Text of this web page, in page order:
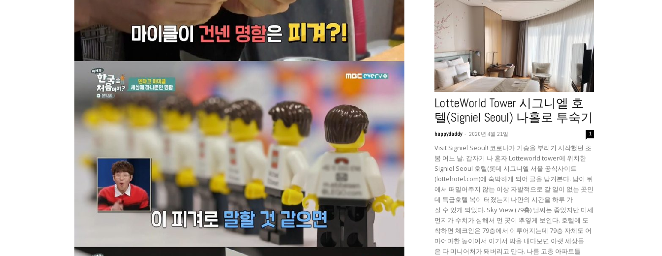
LotteWorld Tower 시그니엘 호
텔(Signiel Seoul) 나홀로 투숙기
happydaddy - 2020년 4월 21일 1
Visit Signiel Seoul! 코로나가 기승을 부리기 시작했던 초
봄 어느 날. 갑자기 나 혼자 Lotteworld tower에 위치한
Signiel Seoul 호텔(롯데 시그니엘 서울 공식사이트
(lottehotel.com)에 숙박하게 되어 글을 남겨본다. 남이 뒤
에서 떠밀어주지 않는 이상 자발적으로 갈 일이 없는 곳인
데 특급호텔 복이 터졌는지 나만의 시간을 하루 가
질 수 있게 되었다. Sky View (79층) 날씨는 좋았지만 미세
먼지가 수치가 심해서 먼 곳이 뿌옇게 보인다. 호텔에 도
착하면 체크인은 79층에서 이루어지는데 79층 자체도 어
마어마한 높이여서 여기서 밖을 내다보면 아랫 세상들
은 다 미니어처가 돼버리고 만다. 나름 고층 아파트들